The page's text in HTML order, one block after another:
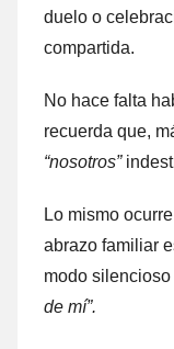
duelo o
compartida.
No hace falta
recuerda que,
“nosotros”
Lo mismo
abrazo familiar
modo
de mí”.